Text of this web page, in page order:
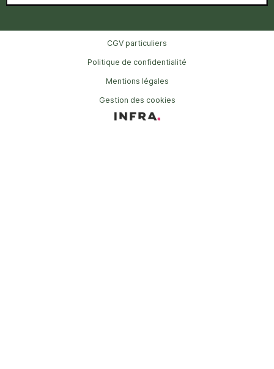
CGV particuliers
Politique de confidentialité
Mentions légales
Gestion des cookies